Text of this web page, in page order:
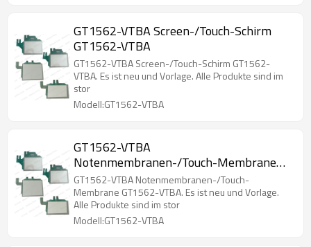
GT1562-VTBA Screen-/Touch-Schirm
GT1562-VTBA
GT1562-VTBA Screen-/Touch-Schirm GT1562-
VTBA. Es ist neu und Vorlage. Alle Produkte sind im
stor
Modell:GT1562-VTBA
GT1562-VTBA
Notenmembranen-/Touch-Membrane
GT1562-VTBA
GT1562-VTBA Notenmembranen-/Touch-
Membrane GT1562-VTBA. Es ist neu und Vorlage.
Alle Produkte sind im stor
Modell:GT1562-VTBA